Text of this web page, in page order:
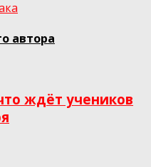
автора
ждёт учеников